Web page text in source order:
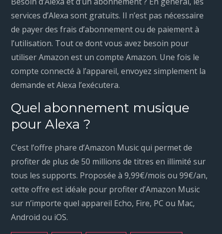
services d’Alexa sont gratuits. Il n’est pas nécessaire
de payer des frais d’abonnement ou de paiement à
l’utilisation. Tout ce dont vous avez besoin pour
utiliser Amazon est un compte Amazon. Une fois le
compte connecté à l’appareil, envoyez simplement la
demande et Alexa l’exécutera.
Quel abonnement musique
pour Alexa ?
C’est l’offre phare d’Amazon Music qui permet de
profiter de plus de 50 millions de titres en illimité sur
tous les supports. Proposée à 9,99€/mois ou 99€/an,
cette offre est idéale pour profiter d’Amazon Music
sur n’importe quel appareil Echo, Fire, PC ou Mac,
Android ou iOS.